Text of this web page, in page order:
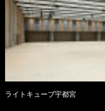
ライトキューブ宇都宮